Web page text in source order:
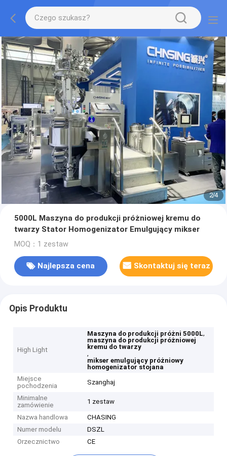
2/4
5000L Maszyna do produkcji próżniowej kremu do
twarzy Stator Homogenizator Emulgujący mikser
MOQ：1 zestaw
Najlepsza cena Skontaktuj się teraz
Opis Produktu
High Light
Maszyna do produkcji próżni 5000L,
maszyna do produkcji próżniowej
kremu do twarzy
,
mikser emulgujący próżniowy
homogenizator stojana
Miejsce
pochodzenia
Szanghaj
Minimalne
zamówienie
1 zestaw
Nazwa handlowa
CHASING
Numer modelu
DSZL
Orzecznictwo
CE